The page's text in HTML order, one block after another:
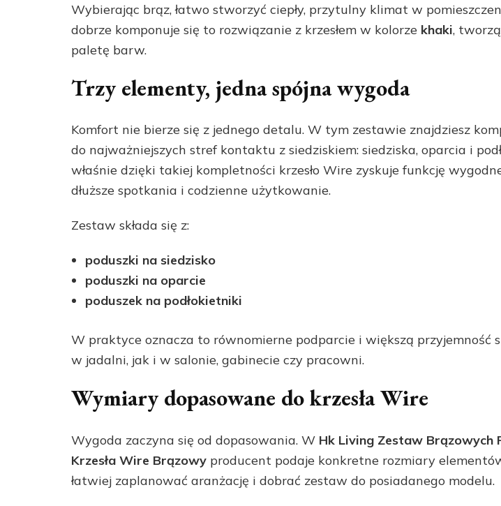
Wybierając brąz, łatwo stworzyć ciepły, przytulny klimat w
dobrze komponuje się to rozwiązanie z krzesłem w kolorze khaki,
paletę barw.
Trzy elementy, jedna spójna wygoda
Komfort nie bierze się z jednego detalu. W tym zestawie znajdziesz
do najważniejszych stref kontaktu z siedziskiem: siedziska, oparcia i
właśnie dzięki takiej kompletności krzesło Wire zyskuje funkcję
dłuższe spotkania i codzienne użytkowanie.
Zestaw składa się z:
poduszki na siedzisko
poduszki na oparcie
poduszek na podłokietniki
W praktyce oznacza to równomierne podparcie i większą przyjemność
w jadalni, jak i w salonie, gabinecie czy pracowni.
Wymiary dopasowane do krzesła Wire
Wygoda zaczyna się od dopasowania. W Hk Living Zestaw Brązowych
Krzesła Wire Brązowy producent podaje konkretne rozmiary
łatwiej zaplanować aranżację i dobrać zestaw do posiadanego modelu.